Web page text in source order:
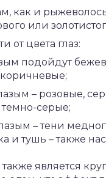
как и
или
от цвета глаз:
подойдут
– розовые,
серые;
– тени
и тушь – также
является